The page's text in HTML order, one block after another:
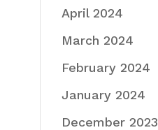
April 2024
March 2024
February 2024
January 2024
December 2023